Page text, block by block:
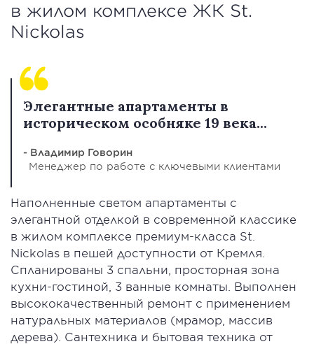
в жилом комплексе ЖК St.
Nickolas
Элегантные апартаменты в
историческом особняке 19 века...
- Владимир Говорин
Менеджер по работе с ключевыми клиентами
Наполненные светом апартаменты с
элегантной отделкой в современной классике
в жилом комплексе премиум-класса St.
Nickolas в пешей доступности от Кремля.
Спланированы 3 спальни, просторная зона
кухни-гостиной, 3 ванные комнаты. Выполнен
высококачественный ремонт с применением
натуральных материалов (мрамор, массив
дерева). Сантехника и бытовая техника от